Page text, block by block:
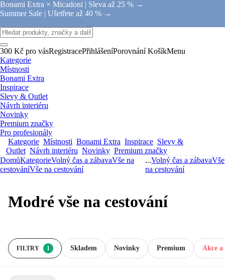
Bonami Extra × Micadoni | Sleva až 25 % →
Summer Sale | Ušetřete až 40 % →
300 Kč pro vásRegistracePřihlášeníPorovnání KošíkMenu
Kategorie
Místnosti
Bonami Extra
Inspirace
Slevy & Outlet
Návrh interiéru
Novinky
Premium značky
Pro profesionály
Kategorie Místnosti Bonami Extra Inspirace Slevy &
Outlet Návrh interiéru Novinky Premium značky
DomůKategorieVolný čas a zábavaVše na
cestováníVše na cestování
...Volný čas a zábavaVše
na cestování
Modré vše na cestování
FILTRY 1 Skladem Premium Akce a
Novinky